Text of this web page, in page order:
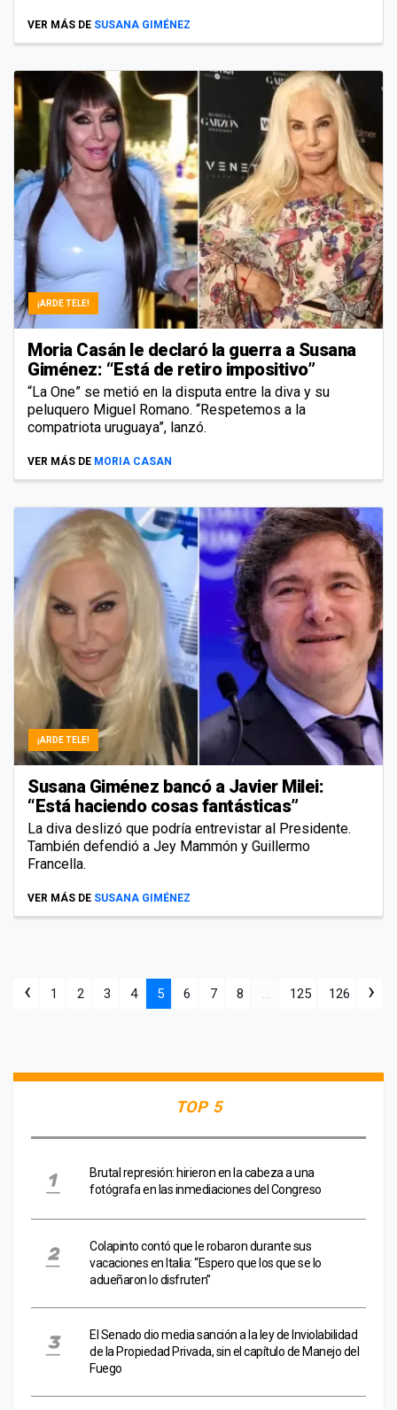
VER MÁS DE SUSANA GIMÉNEZ
¡ARDE TELE!
Moria Casán le declaró la guerra a Susana
Giménez: “Está de retiro impositivo”
“La One” se metió en la disputa entre la diva y su
peluquero Miguel Romano. “Respetemos a la
compatriota uruguaya”, lanzó.
VER MÁS DE MORIA CASAN
¡ARDE TELE!
Susana Giménez bancó a Javier Milei:
“Está haciendo cosas fantásticas”
La diva deslizó que podría entrevistar al Presidente.
También defendió a Jey Mammón y Guillermo
Francella.
VER MÁS DE SUSANA GIMÉNEZ
‹ 1 2 3 4 5 6 7 8 ... 125 126 ›
TOP 5
Brutal represión: hirieron en la cabeza a una
fotógrafa en las inmediaciones del Congreso
Colapinto contó que le robaron durante sus
vacaciones en Italia: “Espero que los que se lo
adueñaron lo disfruten”
El Senado dio media sanción a la ley de Inviolabilidad
de la Propiedad Privada, sin el capítulo de Manejo del
Fuego